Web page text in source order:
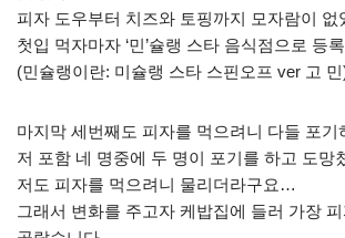
피자 도우부터 치즈와 토핑까지 모자람이 없
첫입 먹자마자 ‘민’슐랭 스타 음식점으로 등
(민슐랭이란: 미슐랭 스타 스핀오프 ver 고 민
마지막 세번째도 피자를 먹으려니 다들 포기
저 포함 네 명중에 두 명이 포기를 하고 도망
저도 피자를 먹으려니 물리더라구요…
그래서 변화를 주고자 케밥집에 들러 가장